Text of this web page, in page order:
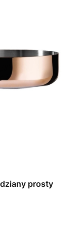
prosty